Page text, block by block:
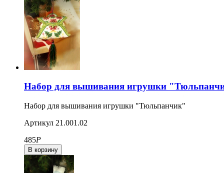
Набор для вышивания игрушки
Набор для вышивания игрушки "Тюльпанчик"
Артикул 21.001.02
485Р